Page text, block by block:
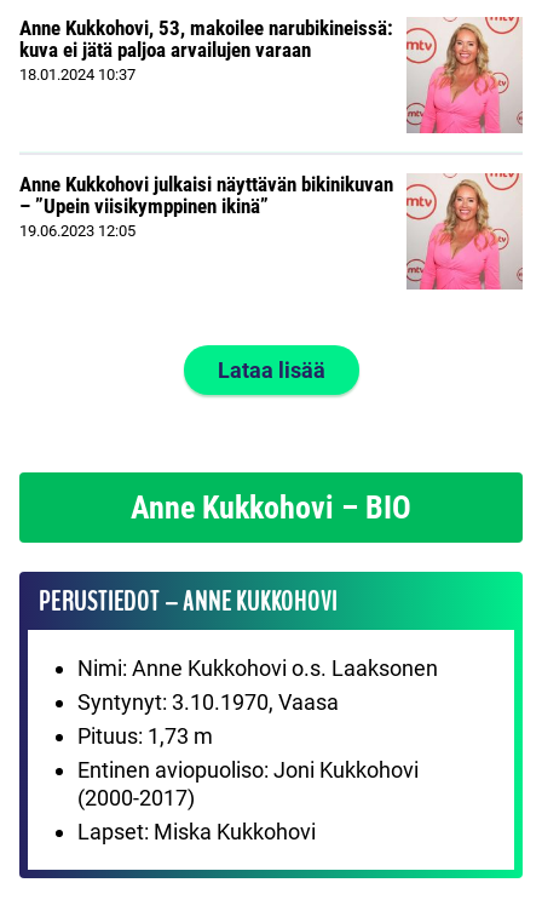
Anne Kukkohovi, 53, makoilee narubikineissä:
kuva ei jätä paljoa arvailujen varaan
18.01.2024 10:37
Anne Kukkohovi julkaisi näyttävän bikinikuvan
– ”Upein viisikymppinen ikinä”
19.06.2023 12:05
Lataa lisää
Anne Kukkohovi – BIO
PERUSTIEDOT – ANNE KUKKOHOVI
Nimi: Anne Kukkohovi o.s. Laaksonen
Syntynyt: 3.10.1970, Vaasa
Pituus: 1,73 m
Entinen aviopuoliso: Joni Kukkohovi
(2000-2017)
Lapset: Miska Kukkohovi